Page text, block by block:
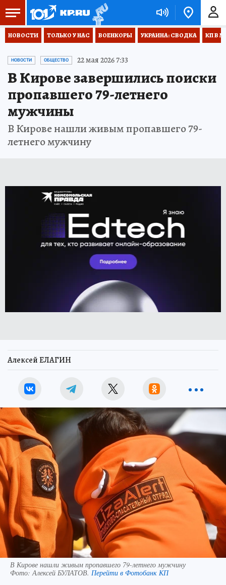
НОВОСТИ ТОЛЬКО У НАС ВОЕНКОРЫ УКРАИНА: СВОДКА КП В
НОВОСТИ ОБЩЕСТВО 22 мая 2026 7:33
В Кирове завершились поиски
пропавшего 79-летнего
мужчины
В Кирове нашли живым пропавшего 79-
летнего мужчину
Алексей ЕЛАГИН
В Кирове нашли живым пропавшего 79-летнего мужчину
Фото: Алексей БУЛАТОВ. Перейти в Фотобанк КП